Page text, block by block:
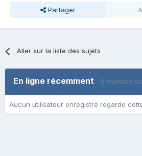
Partager
Aller sur la liste des sujets
En ligne récemment 0 membre
Aucun utilisateur enregistré regarde